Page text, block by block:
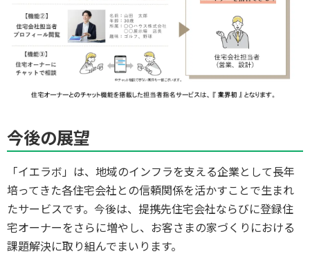
今後の展望
「イエラボ」は、地域のインフラを支える企業として長年
培ってきた各住宅会社との信頼関係を活かすことで生まれ
たサービスです。今後は、提携先住宅会社ならびに登録住
宅オーナーをさらに増やし、お客さまの家づくりにおける
課題解決に取り組んでまいります。